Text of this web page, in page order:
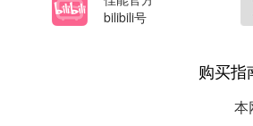
bilibili号
购买指
本